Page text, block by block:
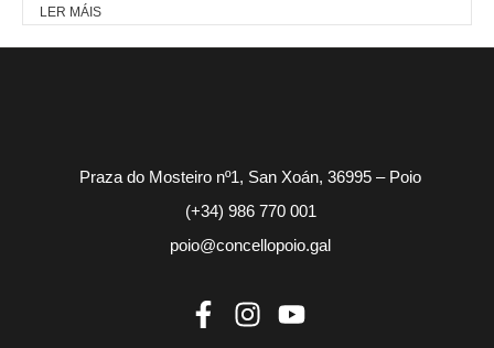
LER MÁIS
Praza do Mosteiro nº1, San Xoán, 36995 – Poio
(+34) 986 770 001
poio@concellopoio.gal